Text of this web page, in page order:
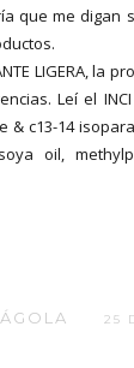
que me digan
LIGERA, la
Leí el
& c13-14
oil,
25